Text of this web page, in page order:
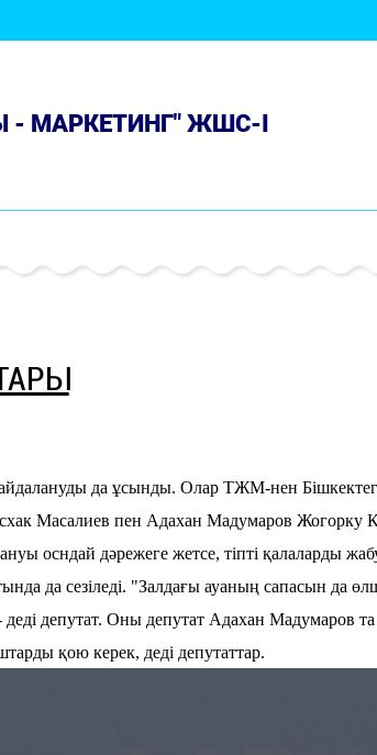
- МАРКЕТИНГ" ЖШС-І
да ұсынды. Олар ТЖМ-нен
Масалиев пен Адахан Мадумаров
осндай дәрежеге жетсе, тіпті қалаларды
да сезіледі. "Залдағы ауаның сапасын да
депутат. Оны депутат Адахан Мадумаров
қою керек, деді депутаттар.